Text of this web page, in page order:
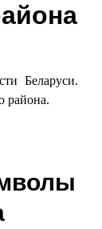
Беларуси.
района.